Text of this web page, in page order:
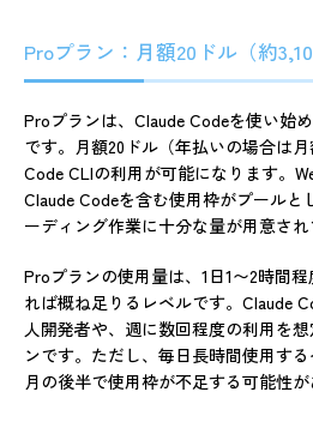
Proプラン：月額20ドル（約
Proプランは、Claude Codeを使い始
です。月額20ドル（年払いの場合は
Code CLIの利用が可能になります。
Claude Codeを含む使用枠がプールと
ーディング作業に十分な量が用意され
Proプランの使用量は、1日1〜2時間
れば概ね足りるレベルです。Claude
人開発者や、週に数回程度の利用を
ンです。ただし、毎日長時間使用する
月の後半で使用枠が不足する可能性が